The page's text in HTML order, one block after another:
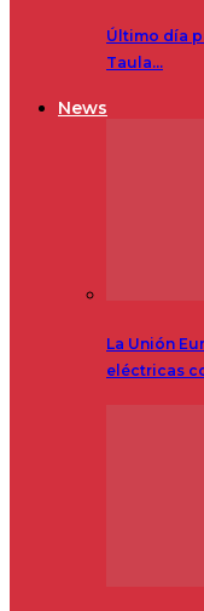
Último día
Taula…
News
La Unión
eléctricas